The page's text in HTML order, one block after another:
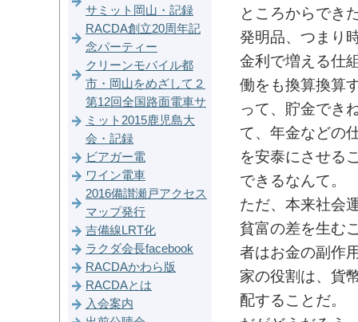
ところからでき
発明品、つまり
金利で増える仕
働をも換算換算
って、貯金でき
て、年金などの
を安泰にさせる
できるなんて。
ただ、本来社会
貧富の差を生む
者はお金の副作
家の役割は、貨
配することだ。
サミット岡山・記録
RACDA創立20周年記
念パーティー
クリーンモバイル都
市・岡山をめざして２
第12回全国路面電車サ
ミット2015鹿児島大
会・記録
ビアガー電
ワイン電車
2016備讃瀬戸アクセス
マップ発行
吉備線LRT化
ラクダ会長facebook
RACDAかわら版
RACDAとは
入会案内